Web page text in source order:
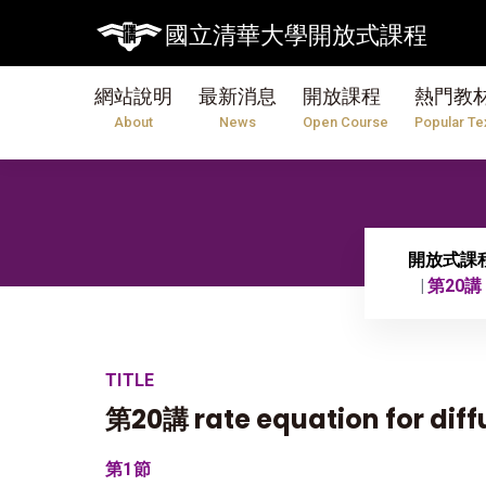
國立清華大學開放式課程
網站說明
About
最新消息
News
開放課程
Open Course
熱門教
Popular
開放式課
第20
TITLE
第20講 rate equation for
第1節